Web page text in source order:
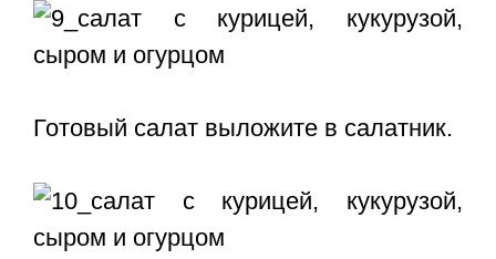
Готовый салат выложите в салатник.